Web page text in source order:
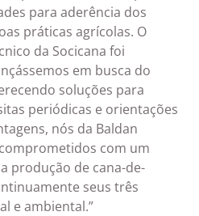
para aderência dos
práticas agrícolas. O
da Socicana foi
em busca do
soluções para
periódicas e orientações
nós da Baldan
com um
produção de cana-de-
seus três
e ambiental.”